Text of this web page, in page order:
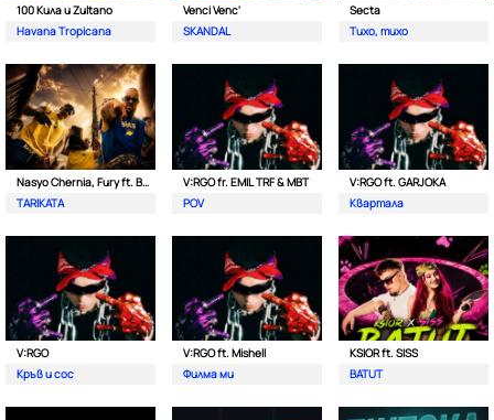
100 Кила и Zultano
Havana Tropicana
Venci Venc'
SKANDAL
Secta
Тихо, тихо
Nasyo Chernia, Fury ft. Bobo Armani
TARIKATA
V:RGO fr. EMIL TRF & MBT
POV
V:RGO ft. GARJOKA
Квартала
V:RGO
Кръв и сос
V:RGO ft. Mishell
Филма ми
KSIOR ft. SISS
BATUT